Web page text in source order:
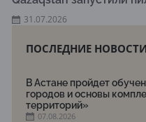
31.07.2026
ПОСЛЕДНИЕ НОВОСТИ
В Астане пройдет
городов и основы
территорий»
07.08.2026